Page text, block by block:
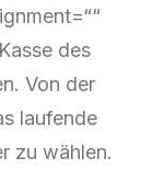
des
Von der
laufende
zu wählen.